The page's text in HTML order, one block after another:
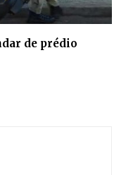
de prédio